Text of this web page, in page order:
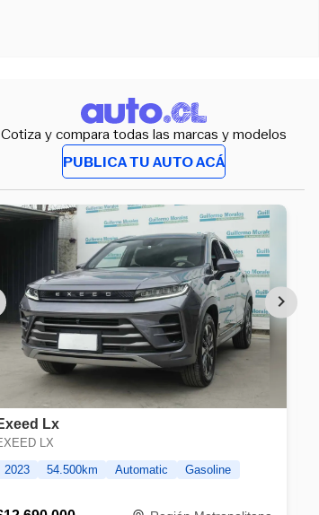
Cotiza y compara todas las marcas y modelos
PUBLICA TU AUTO ACÁ